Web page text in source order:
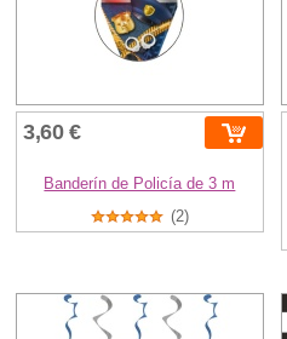
3,60 €
Banderín de Policía de 3 m
(2)